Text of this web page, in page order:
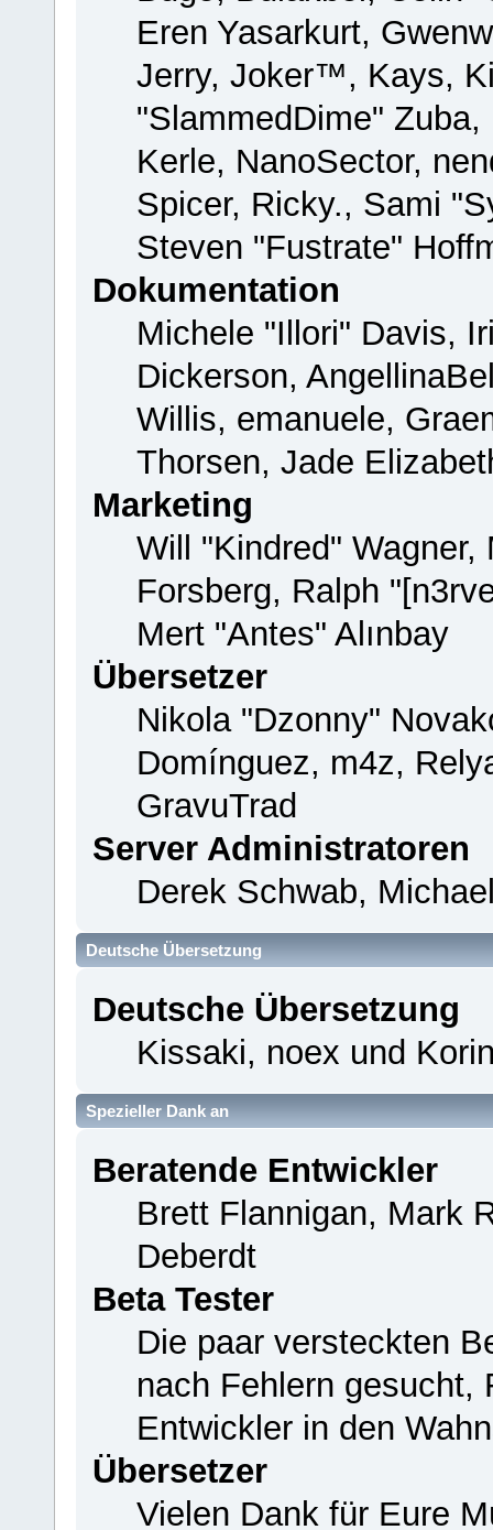
Eren Yasarkurt,
Jerry, Joker™, Kays,
"SlammedDime"
Kerle, NanoSector,
Spicer, Ricky., Sami
Steven "Fustrate"
Dokumentation
Michele "Illori" Davis,
Dickerson,
Willis, emanuele,
Thorsen, Jade
Marketing
Will "Kindred" Wagner,
Forsberg, Ralph
Mert "Antes" Alınbay
Übersetzer
Nikola "Dzonny"
Domínguez, m4z,
GravuTrad
Server Administratoren
Derek Schwab,
Deutsche Übersetzung
Deutsche Übersetzung
Kissaki, noex und
Spezieller Dank an
Beratende Entwickler
Brett Flannigan, Mark
Deberdt
Beta Tester
Die paar versteckten
nach Fehlern gesucht,
Entwickler in den
Übersetzer
Vielen Dank für Eure